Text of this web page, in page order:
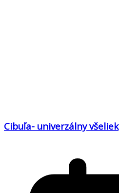
Cibuľa- univerzálny všeliek